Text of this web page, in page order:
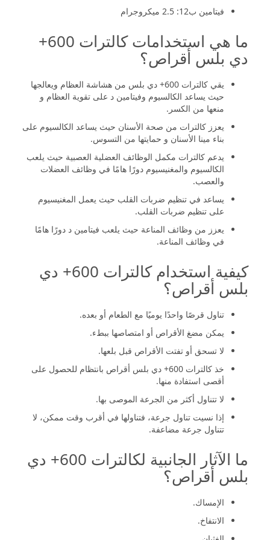
فيتامين ب12: 2.5 ميكروجرام
ما هي استخدامات كالترات 600+
دي بلس أقراص؟
يقي كالترات 600+ دي بلس من هشاشة العظام ويعالجها
حيث يساعد الكالسيوم وفيتامين د على تقوية العظام و
منعها من الكسر.
يعزز كالترات من صحة الأسنان حيث يساعد الكالسيوم على
بناء مينا الأسنان و حمايتها من التسوس.
يدعم كالترات مكمل الوظائف العضلية العصبية حيث يلعب
الكالسيوم والمغنيسيوم دورًا هامًا في وظائف العضلات
والعصب.
يساعد في تنظيم ضربات القلب حيث يعمل المغنيسيوم
على تنظيم ضربات القلب.
يعزز من وظائف المناعة حيث يلعب فيتامين د دورًا هامًا
في وظائف المناعة.
كيفية استخدام كالترات 600+ دي
بلس أقراص؟
تناول قرصًا واحدًا يوميًا مع الطعام أو بعده.
يمكن مضغ الأقراص أو امتصاصها ببطء.
لا تسحق أو تفتت الأقراص قبل بلعها.
خذ كالترات 600+ دي بلس أقراص بانتظام للحصول على
أقصى استفادة منها.
لا تتناول أكثر من الجرعة الموصى بها.
إذا نسيت تناول جرعة، فتناولها في أقرب وقت ممكن، لا
تتناول جرعة مضاعفة.
ما الآثار الجانبية لكالترات 600+ دي
بلس أقراص؟
الإمساك.
الانتفاخ.